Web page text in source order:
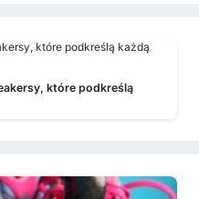
które podkreślą